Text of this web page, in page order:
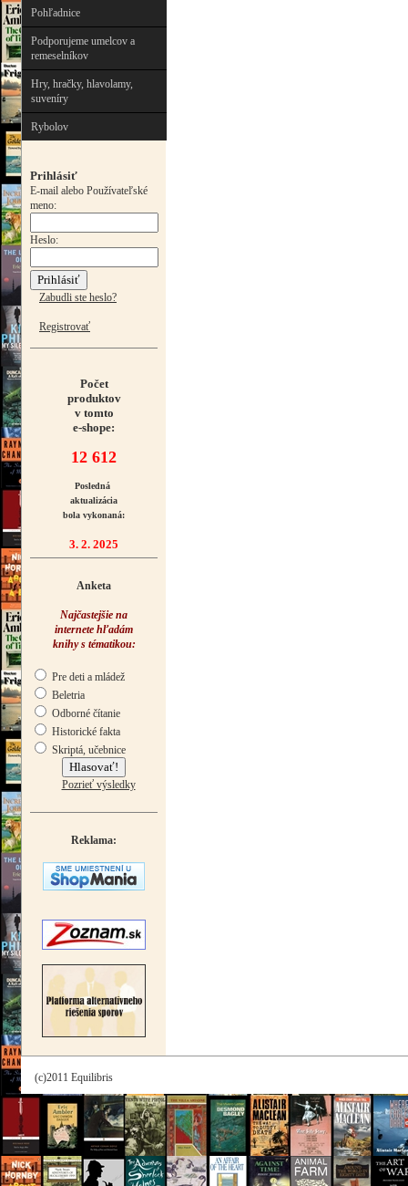
Pohľadnice
Podporujeme umelcov a
remeselníkov
Hry, hračky, hlavolamy,
suveníry
Rybolov
Prihlásiť
E-mail alebo Používateľské
meno:
Heslo:
Zabudli ste heslo?
Registrovať
Počet
produktov
v tomto
e-shope:
12 612
Posledná
aktualizácia
bola vykonaná:
3. 2. 2025
Anketa
Najčastejšie na
internete hľadám
knihy s tématikou:
Pre deti a mládež
Beletria
Odborné čítanie
Historické fakta
Skriptá, učebnice
Pozrieť výsledky
Reklama:
(c)2011 Equilibris